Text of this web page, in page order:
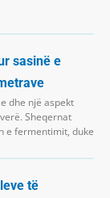
sasinë e
dhe një aspekt
Sheqernat
e fermentimit, duke
të